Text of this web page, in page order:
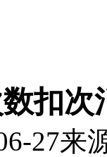
扣次
27来